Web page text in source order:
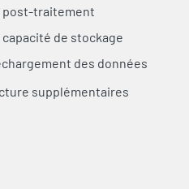
post-traitement
de stockage
des données
supplémentaires